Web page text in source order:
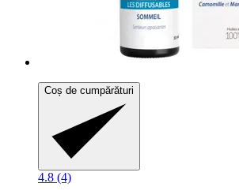
Coș de cumpărături
4.8 (4)